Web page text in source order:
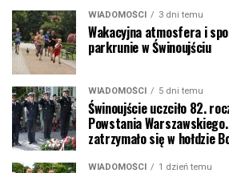
WIADOMOŚCI 3 dni temu
Wakacyjna atmosfera i
parkrunie w Świnoujściu
WIADOMOŚCI 5 dni temu
Świnoujście uczciło 82.
Powstania
zatrzymało się w hołdzie
WIADOMOŚCI 1 dzień temu